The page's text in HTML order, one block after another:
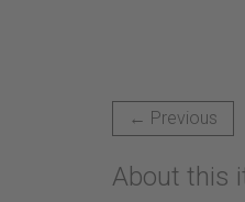
← Previous
About this